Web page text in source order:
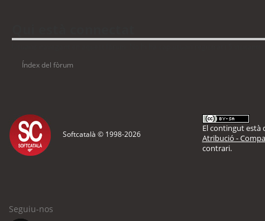
Índex del fòrum
Softcatalà © 1998-2026
El contingut està
Atribució -
contrari.
Seguiu-nos